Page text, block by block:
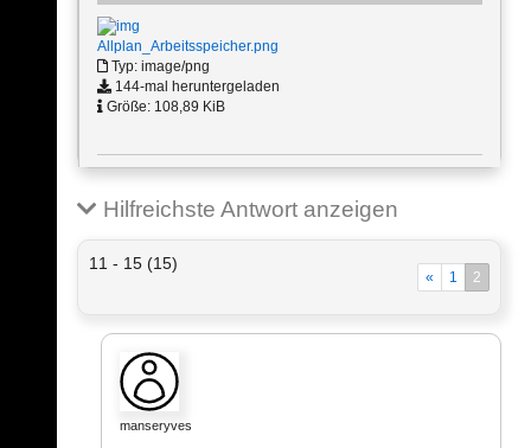
Allplan_Arbeitsspeicher.png
Typ: image/png
144-mal heruntergeladen
Größe: 108,89 KiB
Hilfreichste Antwort anzeigen
11 - 15 (15)
« 1 2
manseryves